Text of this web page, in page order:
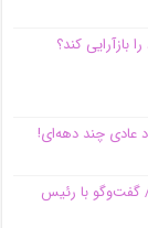
بازآرایی کند؟
عادی چند‌ دهه‌ای!
گفت‌وگو با رئیس